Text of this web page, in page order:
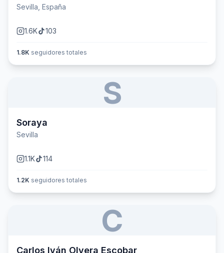
Sevilla, España
1.6K 103
1.8K seguidores totales
S
Soraya
Sevilla
1.1K 114
1.2K seguidores totales
C
Carlos Iván Olvera Escobar